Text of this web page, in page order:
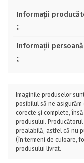
Informații
;;
Informații
;;
Imaginile produselor
posibilul să ne
corecte și complete,
produsului.
prealabilă, astfel că nu
(în termeni de culoare,
produsului livrat.